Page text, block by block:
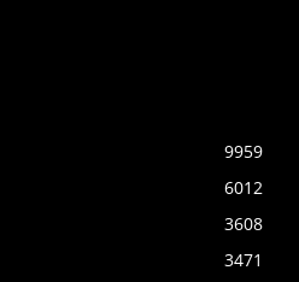
9959
6012
3608
3471